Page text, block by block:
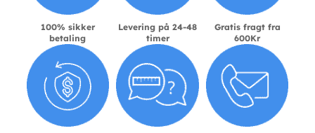
100% sikker
betaling
Levering på 24-48
timer
Gratis fragt fra
600Kr